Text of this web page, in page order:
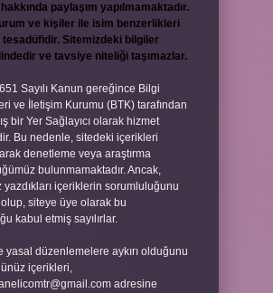
paylaşım yapılmamaktadır.
ve kişiler ile isim benzerlikleri
Sitemizdeki bilgiler
ve tavsiye niteliği taşımazlar.
Sayılı Kanun gereğince Bilgi
ve İletişim Kurumu (BTK) tarafından
bir Yer Sağlayıcı olarak hizmet
Bu nedenle, sitedeki içerikleri
denetleme veya araştırma
bulunmamaktadır. Ancak,
yazdıkları içeriklerin sorumluluğunu
olup, siteye üye olarak bu
kabul etmiş sayılırlar.
yasal düzenlemelere aykırı olduğunu
içerikleri,
adresine